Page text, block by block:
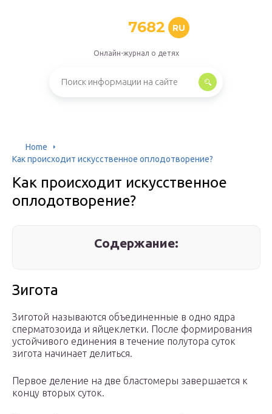
7682 RU
Онлайн-журнал о детях
Home
Как происходит искусственное оплодотворение?
Как происходит искусственное
оплодотворение?
Содержание:
Зигота
Зиготой называются объединенные в одно ядра
сперматозоида и яйцеклетки. После формирования
устойчивого единения в течение полутора суток
зигота начинает делиться.
Первое деление на две бластомеры завершается к
концу вторых суток.